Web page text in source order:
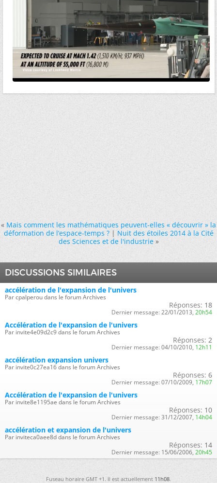
« Mais comment les mathématiques peuvent-elles « découvrir » la
déformation de l’espace-temps ?|Nuit des étoiles 2014 à la Cité
des Sciences et de l'industrie »
DISCUSSIONS SIMILAIRES
accélération de l'expansion de l'univers
Par cpalperou dans le forum Archives
Réponses: 18
Dernier message: 22/01/2013, 20h54
Accélération de l'expansion de l'univers
Par invite4e09d2c9 dans le forum Archives
Réponses: 2
Dernier message: 04/10/2010, 12h11
accélération expansion univers
Par invite0c27ea16 dans le forum Archives
Réponses: 6
Dernier message: 07/10/2009, 17h07
Accélération de l'expansion de l'univers
Par invite8e1195ae dans le forum Archives
Réponses: 10
Dernier message: 31/12/2007, 14h04
accélération et expansion de l'univers
Par inviteca0aee8d dans le forum Archives
Réponses: 14
Dernier message: 15/06/2006, 20h45
Fuseau horaire GMT +1. Il est actuellement11h08.